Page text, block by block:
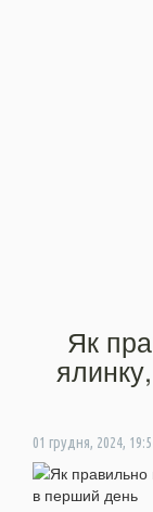
Як
01 грудня, 2024,